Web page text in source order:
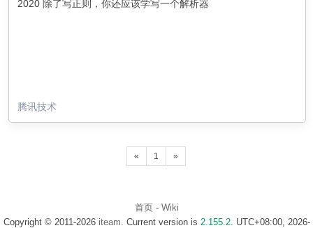
2020 除了写正则，你还应该学写一个解析器
腾讯技术
« 1 »
首页- Wiki
Copyright © 2011-2026 iteam . Current version is 2.155.2. UTC+08:00, 2026-